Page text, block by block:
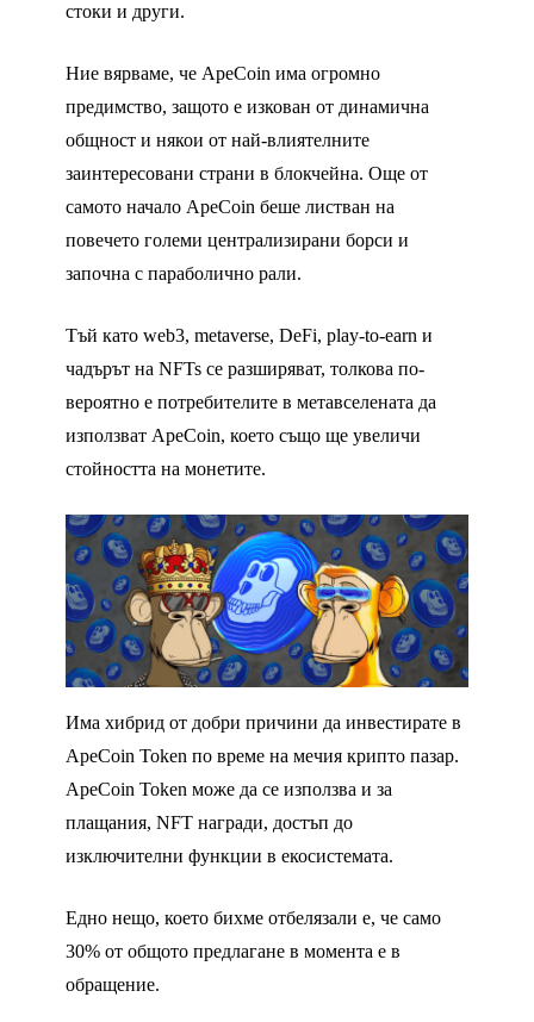
стоки и други.
Ние вярваме, че ApeCoin има огромно
предимство, защото е изкован от динамична
общност и някои от най-влиятелните
заинтересовани страни в блокчейна. Още от
самото начало ApeCoin беше листван на
повечето големи централизирани борси и
започна с параболично рали.
Тъй като web3, metaverse, DeFi, play-to-earn и
чадърът на NFTs се разширяват, толкова по-
вероятно е потребителите в метавселената да
използват ApeCoin, което също ще увеличи
стойността на монетите.
Има хибрид от добри причини да инвестирате в
ApeCoin Token по време на мечия крипто пазар.
ApeCoin Token може да се използва и за
плащания, NFT награди, достъп до
изключителни функции в екосистемата.
Едно нещо, което бихме отбелязали е, че само
30% от общото предлагане в момента е в
обращение.